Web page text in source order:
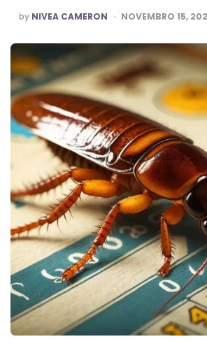
POSTED
BY
by NIVEA CAMERON NOVEMBRO 15,